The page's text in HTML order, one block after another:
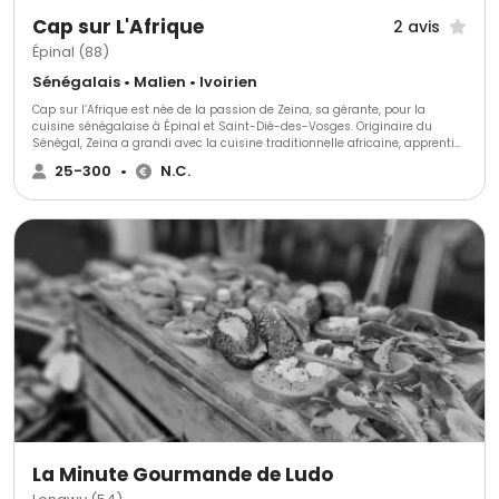
Cap sur L'Afrique 2 avis
Épinal (88)
Sénégalais • Malien • Ivoirien
Cap sur l’Afrique est née de la passion de Zeina, sa gérante, pour la
cuisine sénégalaise à Épinal et Saint-Dié-des-Vosges. Originaire du
Sénégal, Zeina a grandi avec la cuisine traditionnelle africaine, apprentie
dès son enfance aux côtés de sa grand-mère Dieynaba. Zeina a
perfectionné ses compétences culinaires par une formation
consolidant ainsi son expertise. Encouragée par les retours positifs et le
soutien de ses proches, Zeina a fondé en 2012 "Les Saveurs de la Terenga",
un service de traiteur africain pour mariages, anniversaires et repas
associatifs. Son activité s'est étendue à un service de plats à emporter,
appréciés par les amateurs de cuisine exotique et épicée.
25-300 • N.C.
La Minute Gourmande de Ludo